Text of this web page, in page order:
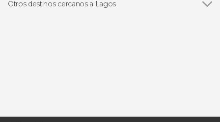
Otros destinos cercanos a Lagos